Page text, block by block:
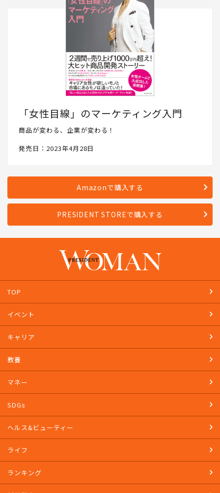
「女性目線」のマーケティング入門
商品が変わる、企業が変わる！
発売日：2023年4月28日
Amazonで購入する
PRESIDENT STOREで購入する
TOP
イベント
キャリア
教養
マネー
SDGs
ヘルス&ビューティー
ライフ
ランキング